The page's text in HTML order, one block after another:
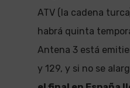
ATV (la cadena
habrá quinta
Antena 3 está
y 129, y si no se